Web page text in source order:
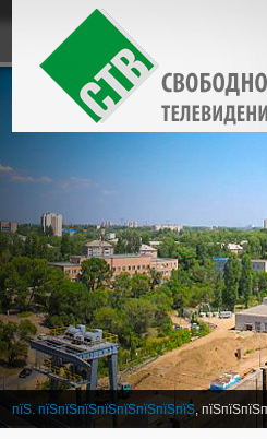
пїЅ. пїЅпїЅпїЅпїЅпїЅпїЅпїЅпїЅ,